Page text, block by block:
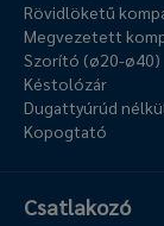
Rövidlöketű
Megvezetett
Szorító (ø20-ø40)
Késtolózár
Dugattyúrúd
Kopogtató
Csatlakozó